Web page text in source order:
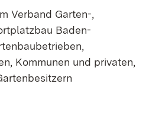
Verband Garten-,
Baden-
Kommunen und privaten,